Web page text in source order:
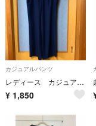
カジュアルパンツ
レディース カジュアルパンツ S
¥ 1,850